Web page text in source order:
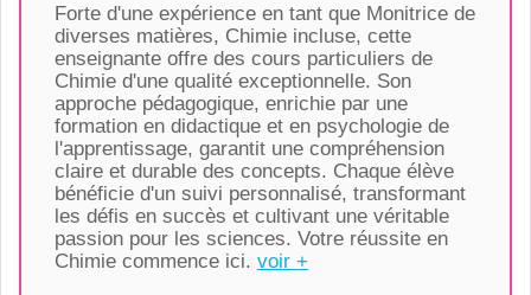
Forte d'une expérience en tant que Monitrice de
diverses matières, Chimie incluse, cette
enseignante offre des cours particuliers de
Chimie d'une qualité exceptionnelle. Son
approche pédagogique, enrichie par une
formation en didactique et en psychologie de
l'apprentissage, garantit une compréhension
claire et durable des concepts. Chaque élève
bénéficie d'un suivi personnalisé, transformant
les défis en succès et cultivant une véritable
passion pour les sciences. Votre réussite en
Chimie commence ici. voir +